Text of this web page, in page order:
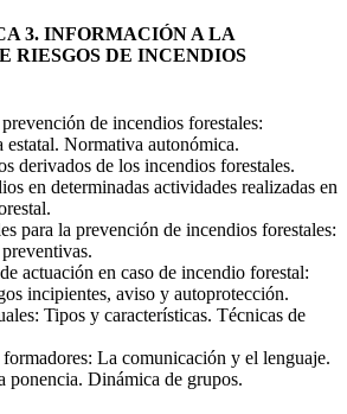
3. INFORMACIÓN A LA
RIESGOS DE INCENDIOS
de incendios forestales:
estatal. Normativa autonómica.
derivados de los incendios forestales.
en determinadas actividades realizadas en
para la prevención de incendios forestales:
actuación en caso de incendio forestal:
incipientes, aviso y autoprotección.
Tipos y características. Técnicas de
La comunicación y el lenguaje.
ponencia. Dinámica de grupos.